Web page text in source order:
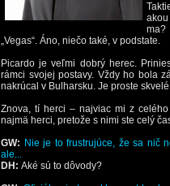
„Vegas“. Áno, niečo také, v podstate.
Picardo je veľmi dobrý herec.
rámci svojej postavy. Vždy ho bola
nakrúcal v Bulharsku. Je proste
Znova, tí herci – najviac mi z
najmä herci, pretože s nimi ste celý
GW: Nie je to frustrujúce, že sa nič
ale...
DH: Aké sú to dôvody?